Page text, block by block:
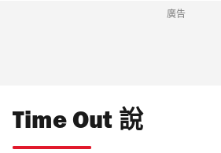
廣告
Time Out 說